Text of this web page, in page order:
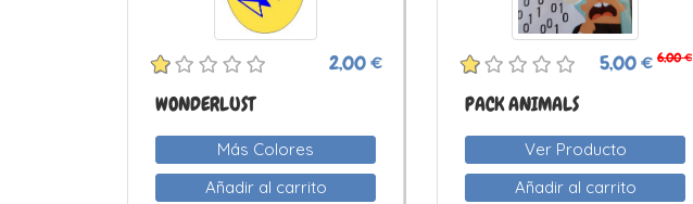
2,00 €
WONDERLUST
Más Colores
Añadir al carrito
5,00 € 6,00 €
PACK ANIMALS
Ver Producto
Añadir al carrito